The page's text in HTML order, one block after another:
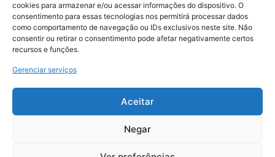
cookies para armazenar e/ou acessar informações do dispositivo. O
consentimento para essas tecnologias nos permitirá processar dados
como comportamento de navegação ou IDs exclusivos neste site. Não
consentir ou retirar o consentimento pode afetar negativamente certos
recursos e funções.
Gerenciar serviços
Aceitar
Negar
Registre seu email.
Termos de usoe aPolítica de privacidade